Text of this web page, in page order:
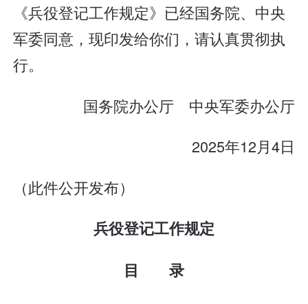
《兵役登记工作规定》已经国务院、中央
军委同意，现印发给你们，请认真贯彻执
行。
国务院办公厅 中央军委办公厅
2025年12月4日
（此件公开发布）
兵役登记工作规定
目 录